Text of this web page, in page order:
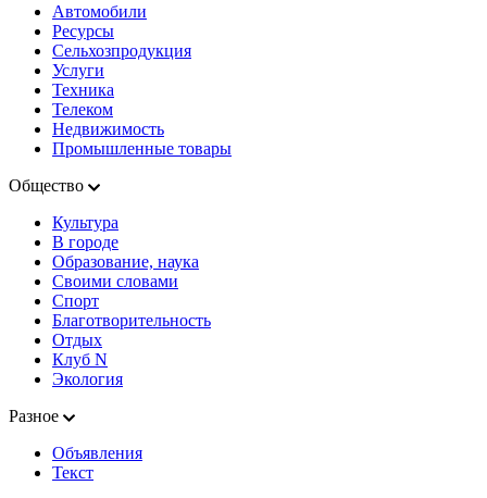
Автомобили
Ресурсы
Сельхозпродукция
Услуги
Техника
Телеком
Недвижимость
Промышленные товары
Общество
Культура
В городе
Образование, наука
Своими словами
Спорт
Благотворительность
Отдых
Клуб N
Экология
Разное
Объявления
Текст